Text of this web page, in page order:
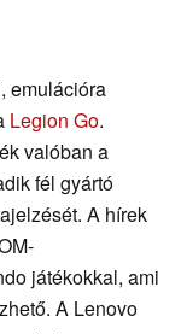
emulációra
Legion Go.
valóban a
fél gyártó
A hírek
játékokkal, ami
A Lenovo